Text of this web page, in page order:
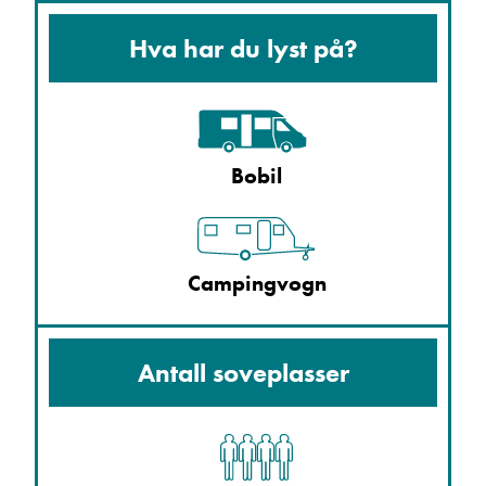
Hva har du lyst på?
Bobil
Campingvogn
Antall soveplasser